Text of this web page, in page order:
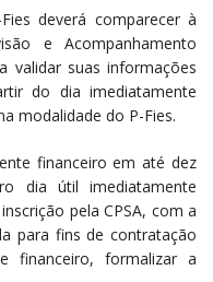
deverá comparecer à
e Acompanhamento
validar suas informações
do dia imediatamente
modalidade do P-Fies.
financeiro em até dez
dia útil imediatamente
pela CPSA, com a
para fins de contratação
financeiro, formalizar a